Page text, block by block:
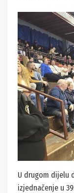
U drugom dijelu
izjednačenje u